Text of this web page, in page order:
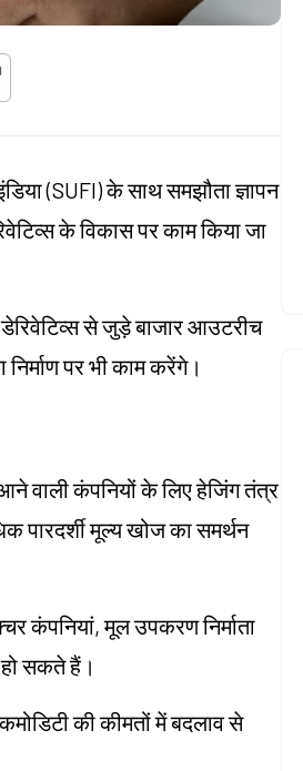
(SUFI) के साथ समझौता ज्ञापन
के विकास पर काम किया जा
से जुड़े बाजार आउटरीच
पर भी काम करेंगे।
वाली कंपनियों के लिए हेजिंग तंत्र
पारदर्शी मूल्य खोज का समर्थन
कंपनियां, मूल उपकरण निर्माता
हो सकते हैं।
की कीमतों में बदलाव से